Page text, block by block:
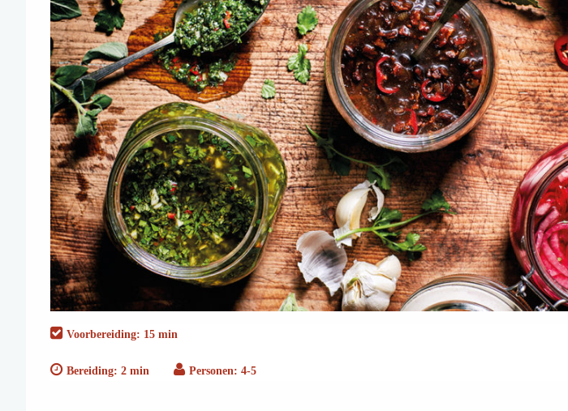
Voorbereiding: 15 min
Bereiding: 2 min Personen: 4-5